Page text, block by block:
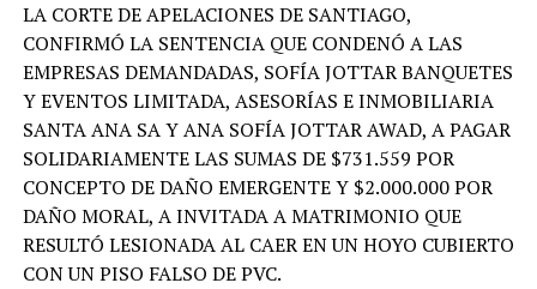
LA CORTE DE APELACIONES DE SANTIAGO,
CONFIRMÓ LA SENTENCIA QUE CONDENÓ A LAS
EMPRESAS DEMANDADAS, SOFÍA JOTTAR BANQUETES
Y EVENTOS LIMITADA, ASESORÍAS E INMOBILIARIA
SANTA ANA SA Y ANA SOFÍA JOTTAR AWAD, A PAGAR
SOLIDARIAMENTE LAS SUMAS DE $731.559 POR
CONCEPTO DE DAÑO EMERGENTE Y $2.000.000 POR
DAÑO MORAL, A INVITADA A MATRIMONIO QUE
RESULTÓ LESIONADA AL CAER EN UN HOYO CUBIERTO
CON UN PISO FALSO DE PVC.